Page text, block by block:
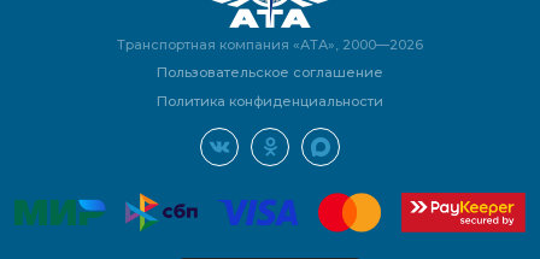
Транспортная компания «АТА», 2000—2026
Пользовательское соглашение
Политика конфиденциальности